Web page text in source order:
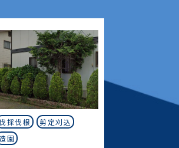
さい！
当社にご相談ください！
当社
採伐根
剪定刈込
園